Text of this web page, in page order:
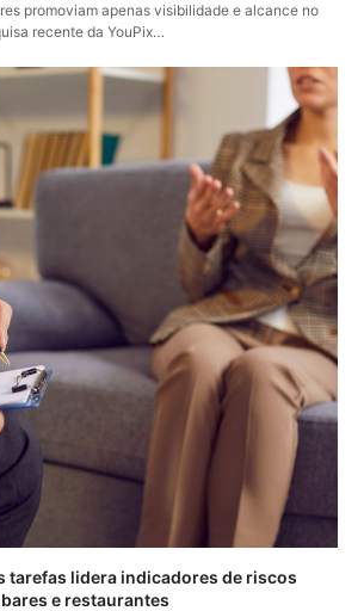
promoviam apenas visibilidade e alcance no
recente da YouPix…
tarefas lidera indicadores de riscos
e restaurantes